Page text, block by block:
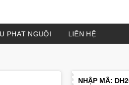
PHẠT NGUỘI LIÊN HỆ
NHẬP MÃ: